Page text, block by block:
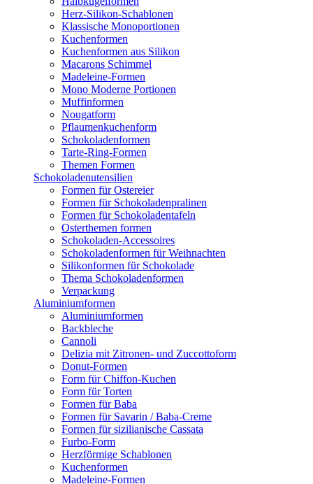
Herz-Silikon-Schablonen
Klassische Monoportionen
Kuchenformen
Kuchenformen aus Silikon
Macarons Schimmel
Madeleine-Formen
Mono Moderne Portionen
Muffinformen
Nougatform
Pflaumenkuchenform
Schokoladenformen
Tarte-Ring-Formen
Themen Formen
Schokoladenutensilien
Formen für Ostereier
Formen für Schokoladenpralinen
Formen für Schokoladentafeln
Osterthemen formen
Schokoladen-Accessoires
Schokoladenformen für Weihnachten
Silikonformen für Schokolade
Thema Schokoladenformen
Verpackung
Aluminiumformen
Aluminiumformen
Backbleche
Cannoli
Delizia mit Zitronen- und Zuccottoform
Donut-Formen
Form für Chiffon-Kuchen
Form für Torten
Formen für Baba
Formen für Savarin / Baba-Creme
Formen für sizilianische Cassata
Furbo-Form
Herzförmige Schablonen
Kuchenformen
Madeleine-Formen